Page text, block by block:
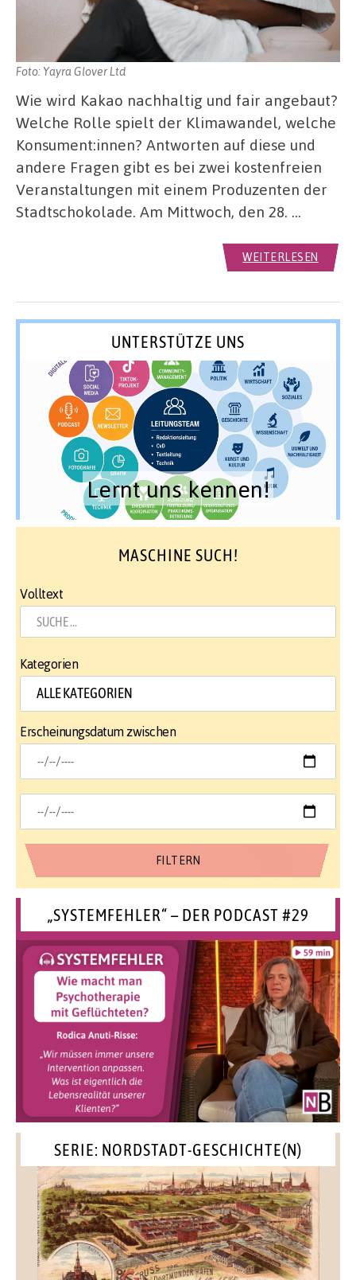
Foto: Yayra Glover Ltd
Wie wird Kakao nachhaltig und fair angebaut?
Welche Rolle spielt der Klimawandel, welche
Konsument:innen? Antworten auf diese und
andere Fragen gibt es bei zwei kostenfreien
Veranstaltungen mit einem Produzenten der
Stadtschokolade. Am Mittwoch, den 28. …
WEITERLESEN
UNTERSTÜTZE UNS
Lernt uns kennen!
MASCHINE SUCH!
Volltext
Kategorien
Erscheinungsdatum zwischen
„SYSTEMFEHLER“ – DER PODCAST #29
SERIE: NORDSTADT-GESCHICHTE(N)